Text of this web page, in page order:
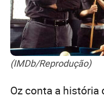
(IMDb/Reprodução)
Oz conta a história